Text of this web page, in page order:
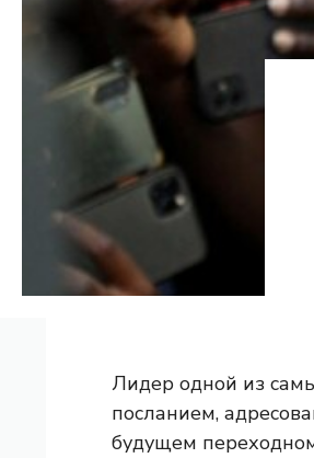
Лидер одной из
посланием,
будущем